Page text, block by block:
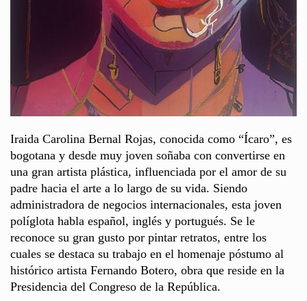
Iraida Carolina Bernal Rojas, conocida como “Ícaro”, es
bogotana y desde muy joven soñaba con convertirse en
una gran artista plástica, influenciada por el amor de su
padre hacia el arte a lo largo de su vida. Siendo
administradora de negocios internacionales, esta joven
políglota habla español, inglés y portugués. Se le
reconoce su gran gusto por pintar retratos, entre los
cuales se destaca su trabajo en el homenaje póstumo al
histórico artista Fernando Botero, obra que reside en la
Presidencia del Congreso de la República.